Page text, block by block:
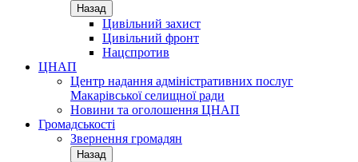
Назад
Цивільний захист
Цивільний фронт
Нацспротив
ЦНАП
Центр надання адміністративних послуг
Макарівської селищної ради
Новини та оголошення ЦНАП
Громадськості
Звернення громадян
Назад